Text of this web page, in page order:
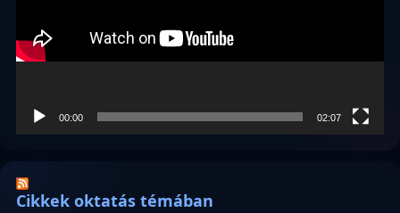
00:00 02:07
Cikkek oktatás témában